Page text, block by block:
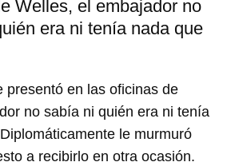
como favorito, primero has de
cuenta de 14ymedio.
SESIÓN CANCELAR
Welles, el embajador no
era ni tenía nada que
presentó en las oficinas de
no sabía ni quién era ni tenía
le murmuró
a recibirlo en otra ocasión.